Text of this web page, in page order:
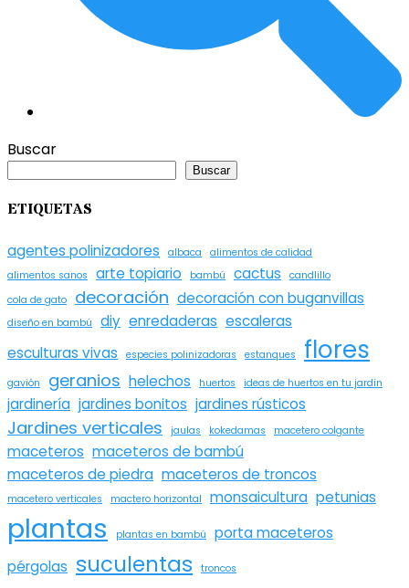
Buscar
Buscar
ETIQUETAS
agentes polinizadores albaca
alimentos de calidad
alimentos sanos
arte topiario bambú cactus
candlillo
cola de gato
decoración decoración con buganvillas
diseño en bambú diy enredaderas escaleras
esculturas vivas
especies polinizadoras estanques flores
gavión geranios helechos huertos ideas de huertos en tu jardín
jardinería jardines bonitos jardines rústicos
Jardines verticales jaulas kokedamas macetero colgante
maceteros maceteros de bambú
maceteros de piedra maceteros de troncos
macetero verticales mactero horizontal monsaicultura petunias
plantas plantas en bambú
porta maceteros
pérgolas suculentas troncos